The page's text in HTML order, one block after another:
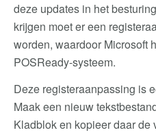
deze updates in het
krijgen moet er een
worden, waardoor Microsoft
POSReady-systeem.
Deze registeraanpassing is
Maak een nieuw
Kladblok en kopieer daar de